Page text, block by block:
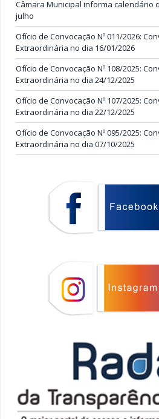
Câmara Municipal informa calendário
julho
Ofício de Convocação Nº 011/2026:
Extraordinária no dia 16/01/2026
Ofício de Convocação Nº 108/2025:
Extraordinária no dia 24/12/2025
Ofício de Convocação Nº 107/2025:
Extraordinária no dia 22/12/2025
Ofício de Convocação Nº 095/2025:
Extraordinária no dia 07/10/2025